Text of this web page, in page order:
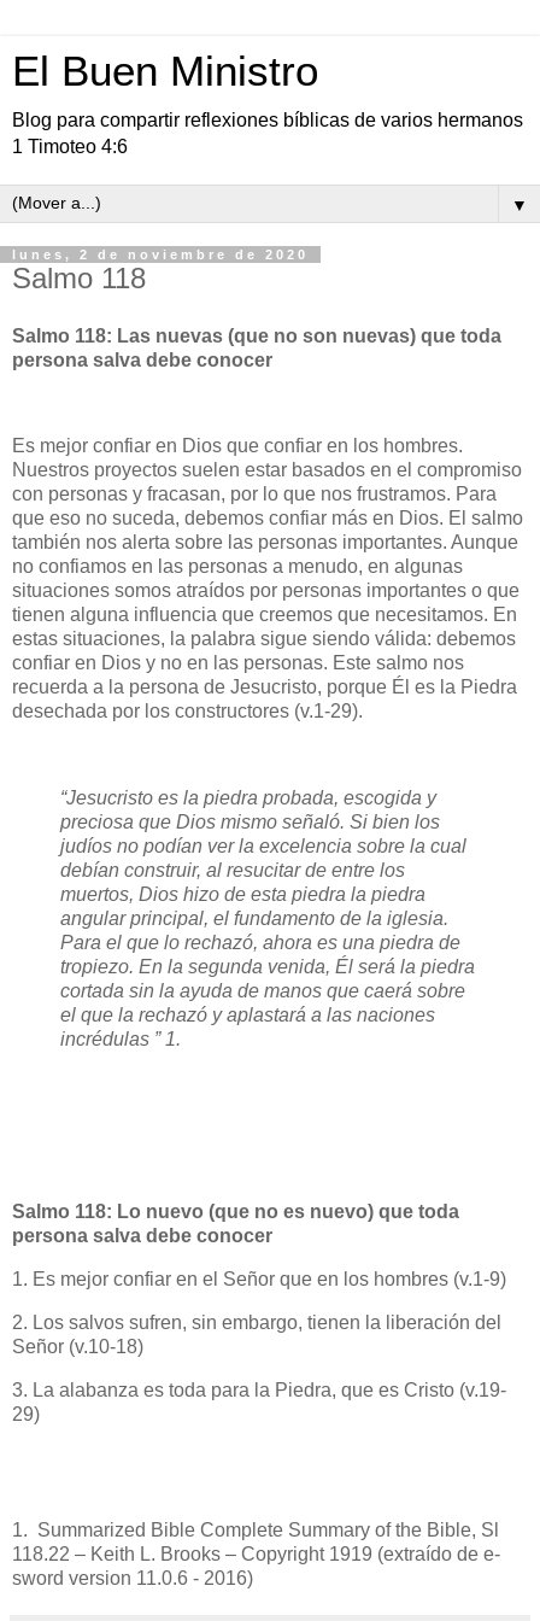
El Buen Ministro
Blog para compartir reflexiones bíblicas de varios hermanos
1 Timoteo 4:6
▼
lunes, 2 de noviembre de 2020
Salmo 118
Salmo 118: Las nuevas (que no son nuevas) que toda
persona salva debe conocer
Es mejor confiar en Dios que confiar en los hombres.
Nuestros proyectos suelen estar basados en el compromiso
con personas y fracasan, por lo que nos frustramos. Para
que eso no suceda, debemos confiar más en Dios. El salmo
también nos alerta sobre las personas importantes. Aunque
no confiamos en las personas a menudo, en algunas
situaciones somos atraídos por personas importantes o que
tienen alguna influencia que creemos que necesitamos. En
estas situaciones, la palabra sigue siendo válida: debemos
confiar en Dios y no en las personas. Este salmo nos
recuerda a la persona de Jesucristo, porque Él es la Piedra
desechada por los constructores (v.1-29).
“Jesucristo es la piedra probada, escogida y
preciosa que Dios mismo señaló. Si bien los
judíos no podían ver la excelencia sobre la cual
debían construir, al resucitar de entre los
muertos, Dios hizo de esta piedra la piedra
angular principal, el fundamento de la iglesia.
Para el que lo rechazó, ahora es una piedra de
tropiezo. En la segunda venida, Él será la piedra
cortada sin la ayuda de manos que caerá sobre
el que la rechazó y aplastará a las naciones
incrédulas ” 1.
Salmo 118: Lo nuevo (que no es nuevo) que toda
persona salva debe conocer
1. Es mejor confiar en el Señor que en los hombres (v.1-9)
2. Los salvos sufren, sin embargo, tienen la liberación del
Señor (v.10-18)
3. La alabanza es toda para la Piedra, que es Cristo (v.19-
29)
1. Summarized Bible Complete Summary of the Bible, Sl
118.22 – Keith L. Brooks – Copyright 1919 (extraído de e-
sword version 11.0.6 - 2016)